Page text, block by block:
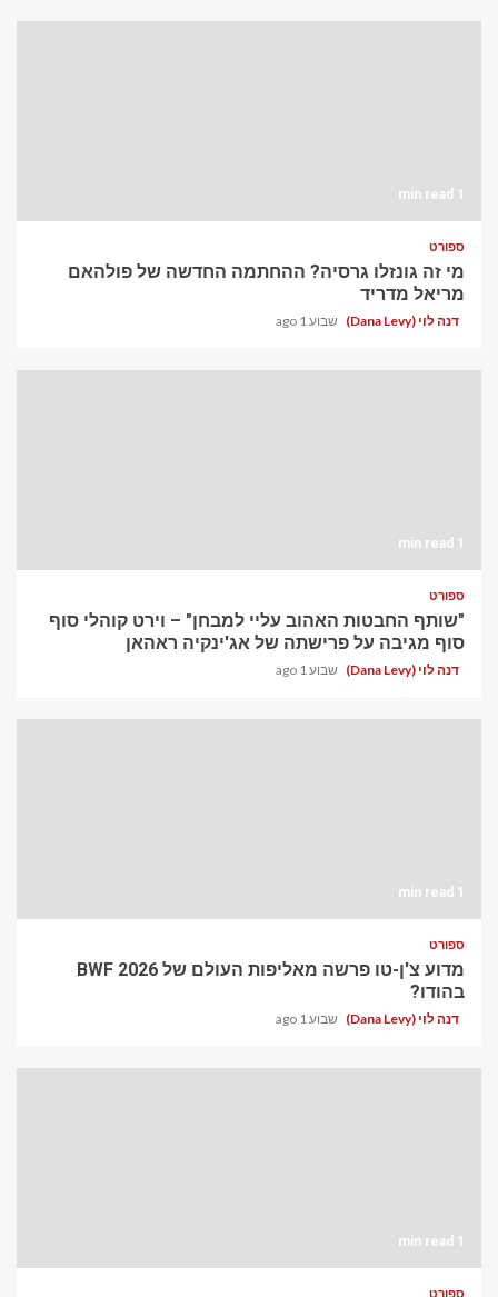
1 min read
ספורט
מי זה גונזלו גרסיה? ההחתמה החדשה של פולהאם
מריאל מדריד
דנה לוי (Dana Levy) שבוע 1 ago
1 min read
ספורט
"שותף החבטות האהוב עליי למבחן" – וירט קוהלי סוף
סוף מגיבה על פרישתה של אג'ינקיה ראהאן
דנה לוי (Dana Levy) שבוע 1 ago
1 min read
ספורט
מדוע צ'ן-טו פרשה מאליפות העולם של BWF 2026
בהודו?
דנה לוי (Dana Levy) שבוע 1 ago
1 min read
ספורט